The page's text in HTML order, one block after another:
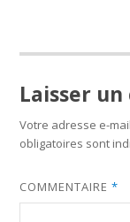
Laisser
Votre adresse e-
obligatoires sont
COMMENTAIRE*